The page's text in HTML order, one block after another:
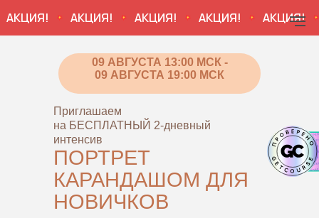
АКЦИЯ! АКЦИЯ! АКЦИЯ! АКЦИЯ!
Приглашаем
на БЕСПЛАТНЫЙ 2-дневный
интенсив
ПОРТРЕТ
КАРАНДАШОМ ДЛЯ
НОВИЧКОВ
09 АВГУСТА 13:00 МСК -
09 АВГУСТА 19:00 МСК